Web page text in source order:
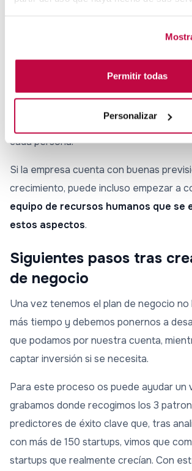
Permitir todas
Personalizar
finalmente se sumen socios fundadores
estos puntos irán en función del cargo
cada persona.
Si la empresa cuenta con buenas
crecimiento, puede incluso empezar a
equipo de recursos humanos que se
estos aspectos.
Siguientes pasos tras
de negocio
Una vez tenemos el plan de negocio
más tiempo y debemos ponernos a
que podamos por nuestra cuenta,
captar inversión si se necesita.
Para este proceso os puede ayudar un
grabamos donde recogimos los 3
predictores de éxito clave que, tras
con más de 150 startups, vimos que
startups que realmente crecían. Con